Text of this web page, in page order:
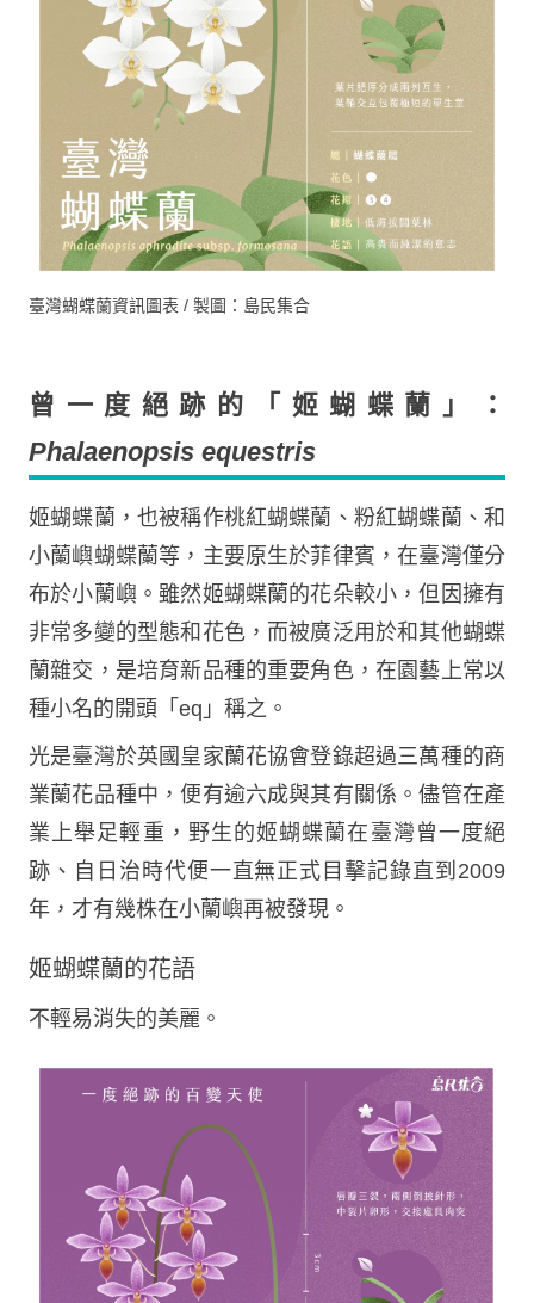
臺灣蝴蝶蘭資訊圖表 / 製圖：島民集合
曾一度絕跡的「姬蝴蝶蘭」：
Phalaenopsis equestris
姬蝴蝶蘭，也被稱作桃紅蝴蝶蘭、粉紅蝴蝶蘭、和
小蘭嶼蝴蝶蘭等，主要原生於菲律賓，在臺灣僅分
布於小蘭嶼。雖然姬蝴蝶蘭的花朵較小，但因擁有
非常多變的型態和花色，而被廣泛用於和其他蝴蝶
蘭雜交，是培育新品種的重要角色，在園藝上常以
種小名的開頭「eq」稱之。
光是臺灣於英國皇家蘭花協會登錄超過三萬種的商
業蘭花品種中，便有逾六成與其有關係。儘管在產
業上舉足輕重，野生的姬蝴蝶蘭在臺灣曾一度絕
跡、自日治時代便一直無正式目擊記錄直到2009
年，才有幾株在小蘭嶼再被發現。
姬蝴蝶蘭的花語
不輕易消失的美麗。